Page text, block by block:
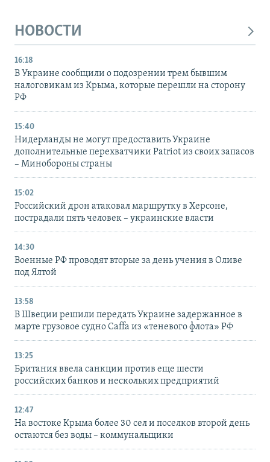
НОВОСТИ
16:18
В Украине сообщили о подозрении трем бывшим
налоговикам из Крыма, которые перешли на сторону
РФ
15:40
Нидерланды не могут предоставить Украине
дополнительные перехватчики Patriot из своих запасов
– Минобороны страны
15:02
Российский дрон атаковал маршрутку в Херсоне,
пострадали пять человек – украинские власти
14:30
Военные РФ проводят вторые за день учения в Оливе
под Ялтой
13:58
В Швеции решили передать Украине задержанное в
марте грузовое судно Caffa из «теневого флота» РФ
13:25
Британия ввела санкции против еще шести
российских банков и нескольких предприятий
12:47
На востоке Крыма более 30 сел и поселков второй день
остаются без воды – коммунальщики